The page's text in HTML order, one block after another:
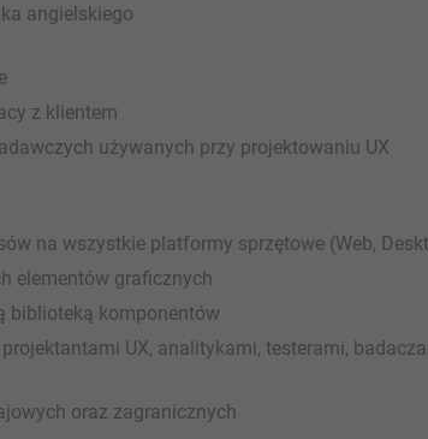
angielskiego
z klientem
używanych przy projektowaniu UX
na wszystkie platformy sprzętowe (Web,
elementów graficznych
biblioteką komponentów
UX, analitykami, testerami,
oraz zagranicznych